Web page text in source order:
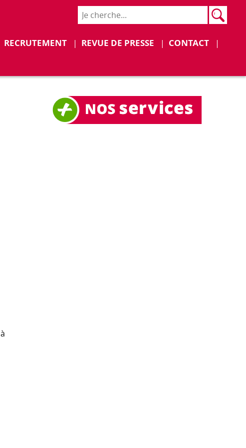
RECRUTEMENT Déplier
REVUE DE PRESSE Déplier
CONTACT
à